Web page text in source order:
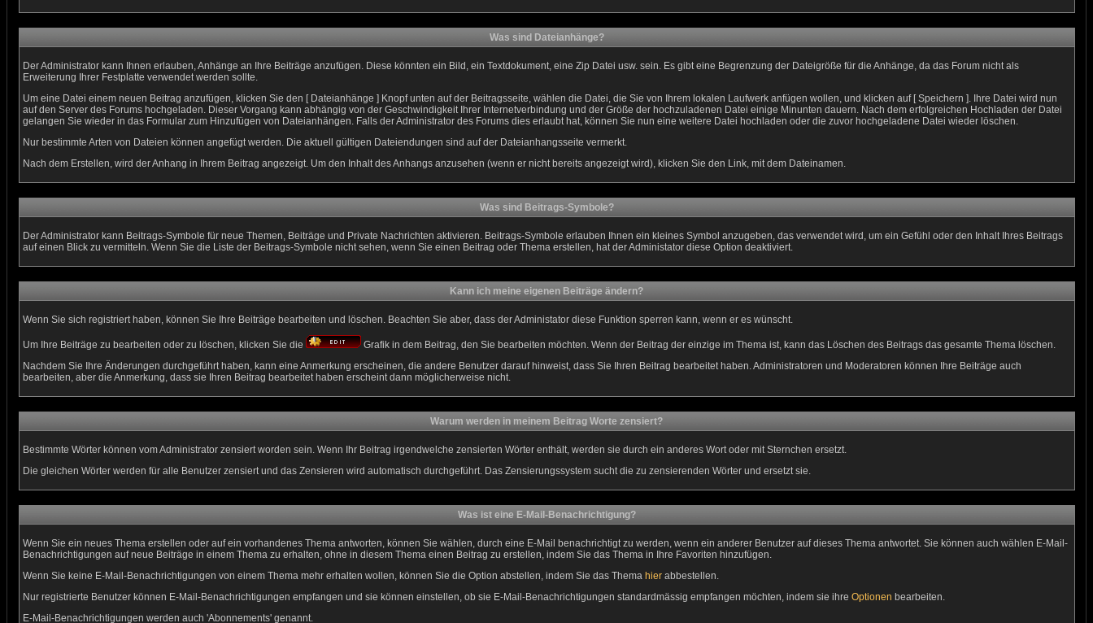
Was sind Dateianhänge?
Der Administrator kann Ihnen erlauben, Anhänge an Ihre Beiträge anzufügen. Diese könnten ein Bild, ein Textdokument, eine Zip Datei usw. sein. Es gibt eine Begrenzung der Dateigröße für die Anhänge, da das Forum nicht als
Erweiterung Ihrer Festplatte verwendet werden sollte.
Um eine Datei einem neuen Beitrag anzufügen, klicken Sie den [ Dateianhänge ] Knopf unten auf der Beitragsseite, wählen die Datei, die Sie von Ihrem lokalen Laufwerk anfügen wollen, und klicken auf [ Speichern ]. Ihre Datei wird nun
auf den Server des Forums hochgeladen. Dieser Vorgang kann abhängig von der Geschwindigkeit Ihrer Internetverbindung und der Größe der hochzuladenen Datei einige Minunten dauern. Nach dem erfolgreichen Hochladen der Datei
gelangen Sie wieder in das Formular zum Hinzufügen von Dateianhängen. Falls der Administrator des Forums dies erlaubt hat, können Sie nun eine weitere Datei hochladen oder die zuvor hochgeladene Datei wieder löschen.
Nur bestimmte Arten von Dateien können angefügt werden. Die aktuell gültigen Dateiendungen sind auf der Dateianhangsseite vermerkt.
Nach dem Erstellen, wird der Anhang in Ihrem Beitrag angezeigt. Um den Inhalt des Anhangs anzusehen (wenn er nicht bereits angezeigt wird), klicken Sie den Link, mit dem Dateinamen.
Was sind Beitrags-Symbole?
Der Administrator kann Beitrags-Symbole für neue Themen, Beiträge und Private Nachrichten aktivieren. Beitrags-Symbole erlauben Ihnen ein kleines Symbol anzugeben, das verwendet wird, um ein Gefühl oder den Inhalt Ihres Beitrags
auf einen Blick zu vermitteln. Wenn Sie die Liste der Beitrags-Symbole nicht sehen, wenn Sie einen Beitrag oder Thema erstellen, hat der Administator diese Option deaktiviert.
Kann ich meine eigenen Beiträge ändern?
Wenn Sie sich registriert haben, können Sie Ihre Beiträge bearbeiten und löschen. Beachten Sie aber, dass der Administator diese Funktion sperren kann, wenn er es wünscht.
Um Ihre Beiträge zu bearbeiten oder zu löschen, klicken Sie die
Grafik in dem Beitrag, den Sie bearbeiten möchten. Wenn der Beitrag der einzige im Thema ist, kann das Löschen des Beitrags das gesamte Thema löschen.
Nachdem Sie Ihre Änderungen durchgeführt haben, kann eine Anmerkung erscheinen, die andere Benutzer darauf hinweist, dass Sie Ihren Beitrag bearbeitet haben. Administratoren und Moderatoren können Ihre Beiträge auch
bearbeiten, aber die Anmerkung, dass sie Ihren Beitrag bearbeitet haben erscheint dann möglicherweise nicht.
Warum werden in meinem Beitrag Worte zensiert?
Bestimmte Wörter können vom Administrator zensiert worden sein. Wenn Ihr Beitrag irgendwelche zensierten Wörter enthält, werden sie durch ein anderes Wort oder mit Sternchen ersetzt.
Die gleichen Wörter werden für alle Benutzer zensiert und das Zensieren wird automatisch durchgeführt. Das Zensierungssystem sucht die zu zensierenden Wörter und ersetzt sie.
Was ist eine E-Mail-Benachrichtigung?
Wenn Sie ein neues Thema erstellen oder auf ein vorhandenes Thema antworten, können Sie wählen, durch eine E-Mail benachrichtigt zu werden, wenn ein anderer Benutzer auf dieses Thema antwortet. Sie können auch wählen E-Mail-
Benachrichtigungen auf neue Beiträge in einem Thema zu erhalten, ohne in diesem Thema einen Beitrag zu erstellen, indem Sie das Thema in Ihre Favoriten hinzufügen.
Wenn Sie keine E-Mail-Benachrichtigungen von einem Thema mehr erhalten wollen, können Sie die Option abstellen, indem Sie das Thema hierabbestellen.
Nur registrierte Benutzer können E-Mail-Benachrichtigungen empfangen und sie können einstellen, ob sie E-Mail-Benachrichtigungen standardmässig empfangen möchten, indem sie ihre Optionen bearbeiten.
E-Mail-Benachrichtigungen werden auch 'Abonnements' genannt.